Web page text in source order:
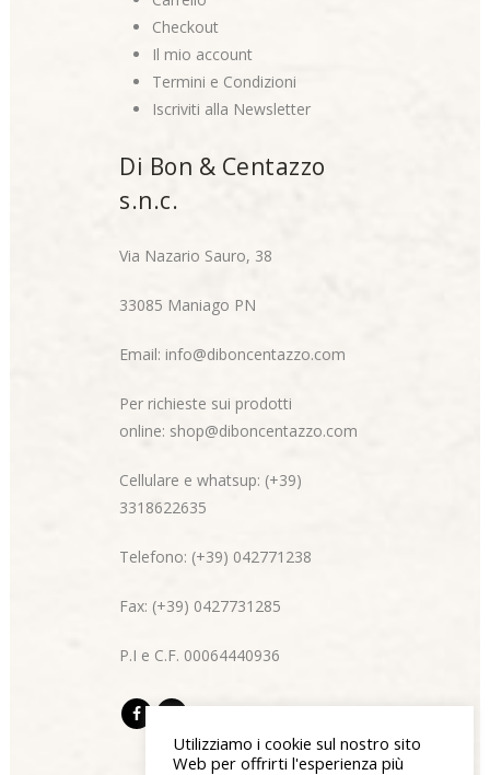
Checkout
Il mio account
Termini e Condizioni
Iscriviti alla Newsletter
Di Bon & Centazzo
s.n.c.
Via Nazario Sauro, 38
33085 Maniago PN
Email: info@diboncentazzo.com
Per richieste sui prodotti
online: shop@diboncentazzo.com
Cellulare e whatsup: (+39)
3318622635
Telefono: (+39) 042771238
Fax: (+39) 0427731285
P.I e C.F. 00064440936
Utilizziamo i cookie sul nostro sito
Web per offrirti l'esperienza più